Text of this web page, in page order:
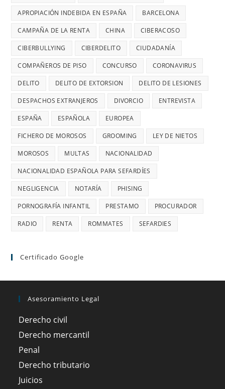
APROPIACIÓN INDEBIDA EN ESPAÑA BARCELONA
CAMPAÑA DE LA RENTA CHINA CIBERACOSO
CIBERBULLYING CIBERDELITO CIUDADANÍA
COMPAÑEROS DE PISO CONCURSO CORONAVIRUS
DELITO DELITO DE EXTORSION DELITO DE LESIONES
DESPACHOS EXTRANJEROS DIVORCIO ENTREVISTA
ESPAÑA ESPAÑOLA EUROPEA
FICHERO DE MOROSOS GROOMING LEY DE NIETOS
MOROSOS MULTAS NACIONALIDAD
NACIONALIDAD ESPAÑOLA PARA SEFARDÍES
NEGLIGENCIA NOTARÍA PHISING
PORNOGRAFÍA INFANTIL PRESTAMO PROCURADOR
RADIO RENTA ROMMATES SEFARDIES
Certificado Google
Asesoramiento Legal
Derecho civil
Derecho mercantil
Penal
Derecho tributario
Juicios